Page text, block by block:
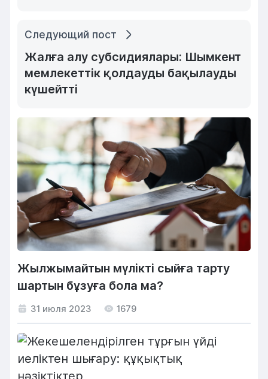
Следующий пост
Жалға алу субсидиялары: Шымкент
мемлекеттік қолдауды бақылауды
күшейтті
Жылжымайтын мүлікті сыйға тарту
шартын бұзуға бола ма?
31 июля 2023 1679